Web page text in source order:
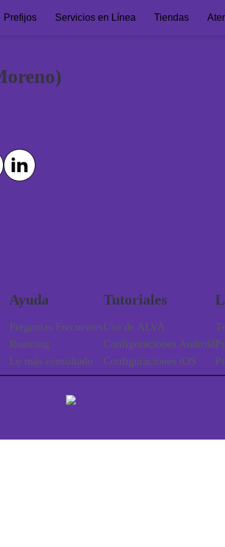
Prefijos Servicios en Línea Tiendas
Ayuda
Preguntas Frecuentes
Roaming
Lo más consultado
Tutoriales
Uso de ALVA
Configuraciones Android
Configuraciones iOS